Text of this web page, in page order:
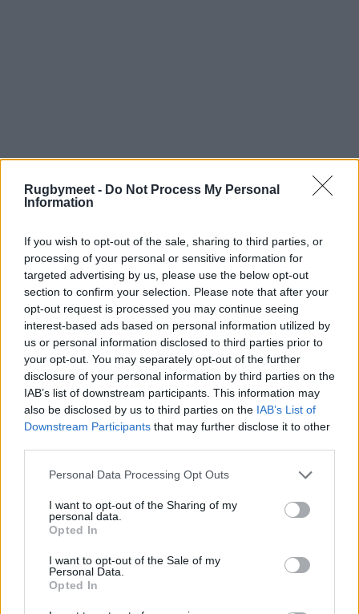
Rugbymeet - Do Not Process My Personal
Information
If you wish to opt-out of the sale, sharing to third parties, or
processing of your personal or sensitive information for
targeted advertising by us, please use the below opt-out
section to confirm your selection. Please note that after your
opt-out request is processed you may continue seeing
interest-based ads based on personal information utilized by
us or personal information disclosed to third parties prior to
your opt-out. You may separately opt-out of the further
disclosure of your personal information by third parties on the
IAB’s list of downstream participants. This information may
also be disclosed by us to third parties on the IAB’s List of
Downstream Participants that may further disclose it to other
Personal Data Processing Opt Outs
I want to opt-out of the Sharing of my
personal data.
Opted In
I want to opt-out of the Sale of my
Personal Data.
Opted In
La classifica dei club con più giocatori
convocati al Mondiale di Rugby:
Selknam- Cile (30)
Leinster- Irlanda e Samoa (19)
- Uruguay (18)
Tolosa- Francia, Nuova Zelanda, Italia,
Australia, Tonga, Inghilterra e Argentina
(17)